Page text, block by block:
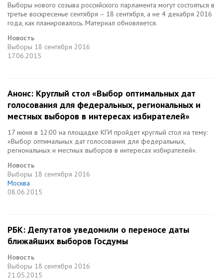
Выборы нового созыва российского парламента могут состояться в
третье воскресенье сентября – 18 сентября, а не 4 декабря 2016
года, как планировалось. Материал обновляется.
Новость
Выборы 18 сентября 2016
17.06.2015
Анонс: Круглый стол «Выбор оптимальных дат
голосования для федеральных, региональных и
местных выборов в интересах избирателей»
17 июня в 12:00 на площадке КГИ пройдет круглый стол на тему:
«Выбор оптимальных дат голосования для федеральных,
региональных и местных выборов в интересах избирателей».
Новость
Выборы 18 сентября 2016
Москва
08.06.2015
РБК: Депутатов уведомили о переносе даты
ближайших выборов Госдумы
Новость
Выборы 18 сентября 2016
21.05.2015